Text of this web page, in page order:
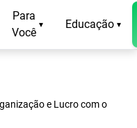
Para
Você
▾ Educação ▾
e Lucro com o